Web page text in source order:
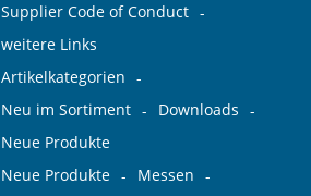
Supplier Code of Conduct
weitere Links
Artikelkategorien
Neu im Sortiment
Downloads
Neue Produkte
Neue Produkte
Messen